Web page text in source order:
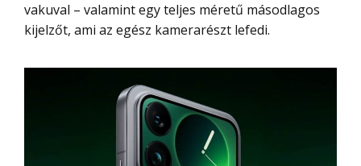
vakuval – valamint egy teljes méretű másodlagos
kijelzőt, ami az egész kamerarészt lefedi.